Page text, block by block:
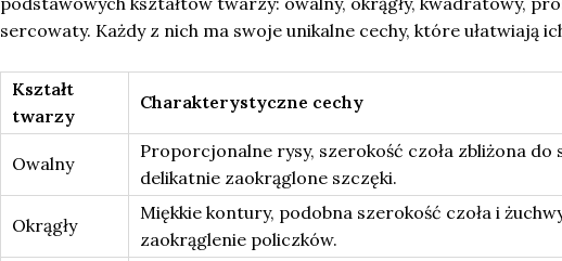
sercowaty. Każdy z nich ma swoje unikalne cechy, które ułatwiają
Kształt
twarzy
Charakterystyczne cechy
Owalny
Proporcjonalne rysy, szerokość czoła zbliżona do
delikatnie zaokrąglone szczęki.
Okrągły
Miękkie kontury, podobna szerokość czoła i
zaokrąglenie policzków.